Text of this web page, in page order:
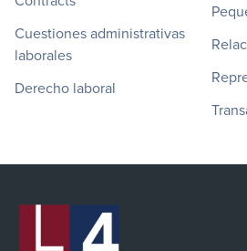
Cuestiones administrativas
laborales
Derecho laboral